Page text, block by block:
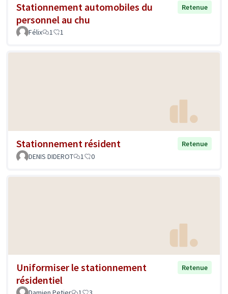
Stationnement automobiles du
personnel au chu
Retenue
Félix 1 1
Stationnement résident
Retenue
DENIS DIDEROT
1 0
Uniformiser le stationnement
résidentiel
Retenue